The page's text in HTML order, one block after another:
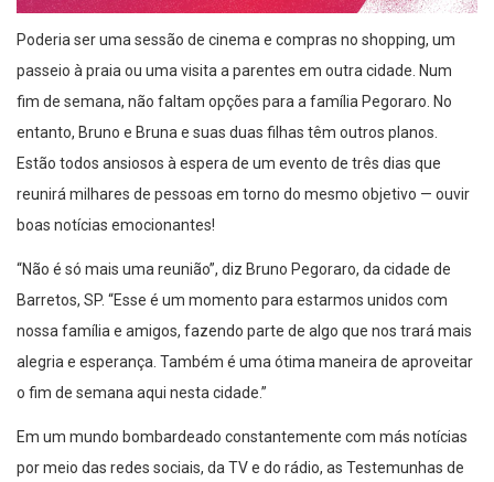
Poderia ser uma sessão de cinema e compras no shopping, um
passeio à praia ou uma visita a parentes em outra cidade. Num
fim de semana, não faltam opções para a família Pegoraro. No
entanto, Bruno e Bruna e suas duas filhas têm outros planos.
Estão todos ansiosos à espera de um evento de três dias que
reunirá milhares de pessoas em torno do mesmo objetivo — ouvir
boas notícias emocionantes!
“Não é só mais uma reunião”, diz Bruno Pegoraro, da cidade de
Barretos, SP. “Esse é um momento para estarmos unidos com
nossa família e amigos, fazendo parte de algo que nos trará mais
alegria e esperança. Também é uma ótima maneira de aproveitar
o fim de semana aqui nesta cidade.”
Em um mundo bombardeado constantemente com más notícias
por meio das redes sociais, da TV e do rádio, as Testemunhas de